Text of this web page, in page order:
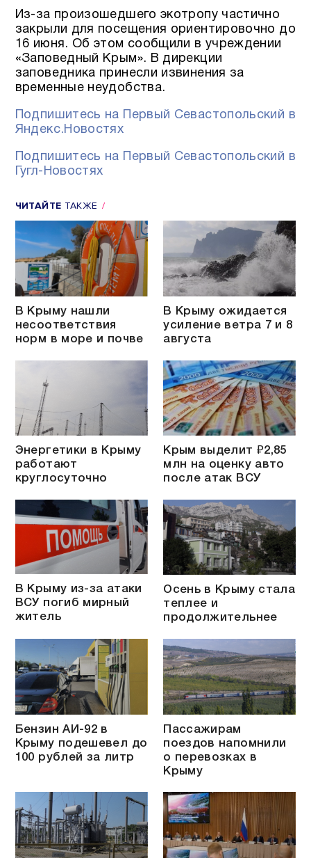
Из-за произошедшего экотропу частично
закрыли для посещения ориентировочно до
16 июня. Об этом сообщили в учреждении
«Заповедный Крым». В дирекции
заповедника принесли извинения за
временные неудобства.
Подпишитесь на Первый Севастопольский в
Яндекс.Новостях
Подпишитесь на Первый Севастопольский в
Гугл-Новостях
ЧИТАЙТЕ ТАКЖЕ
В Крыму нашли
несоответствия
норм в море и почве
В Крыму ожидается
усиление ветра 7 и 8
августа
Энергетики в Крыму
работают
круглосуточно
Крым выделит ₽2,85
млн на оценку авто
после атак ВСУ
В Крыму из-за атаки
ВСУ погиб мирный
житель
Осень в Крыму стала
теплее и
продолжительнее
Бензин АИ-92 в
Крыму подешевел до
100 рублей за литр
Пассажирам
поездов напомнили
о перевозках в
Крыму